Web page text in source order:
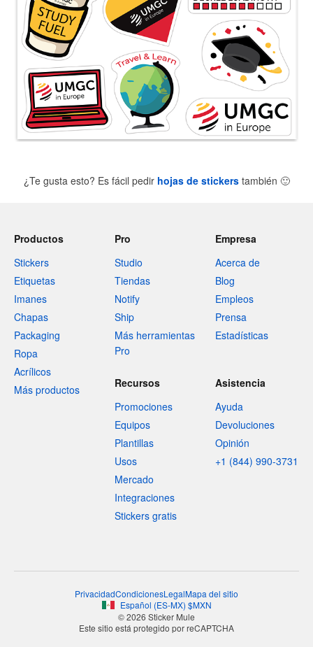
¿Te gusta esto? Es fácil pedir hojas de stickerstambién 🙂
Productos
Stickers
Etiquetas
Imanes
Chapas
Packaging
Ropa
Acrílicos
Más productos
Pro
Studio
Tiendas
Notify
Ship
Más herramientas
Pro
Empresa
Acerca de
Blog
Empleos
Prensa
Estadísticas
Recursos
Promociones
Equipos
Plantillas
Usos
Mercado
Integraciones
Stickers gratis
Asistencia
Ayuda
Devoluciones
Opinión
+1 (844) 990-3731
PrivacidadCondicionesLegalMapa del sitio
Español (ES-MX) $MXN
© 2026 Sticker Mule
Este sitio está protegido por reCAPTCHA